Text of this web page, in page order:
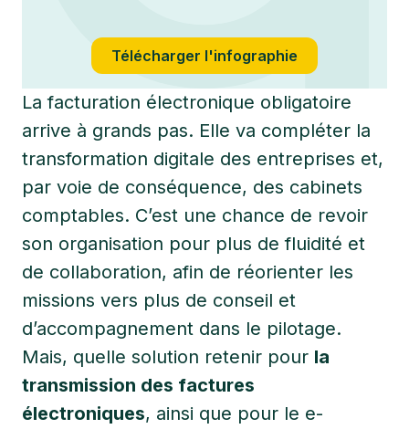
Télécharger l'infographie
La facturation électronique obligatoire
arrive à grands pas. Elle va compléter la
transformation digitale des entreprises et,
par voie de conséquence, des cabinets
comptables. C’est une chance de revoir
son organisation pour plus de fluidité et
de collaboration, afin de réorienter les
missions vers plus de conseil et
d’accompagnement dans le pilotage.
Mais, quelle solution retenir pour la
transmission des factures
électroniques, ainsi que pour le e-